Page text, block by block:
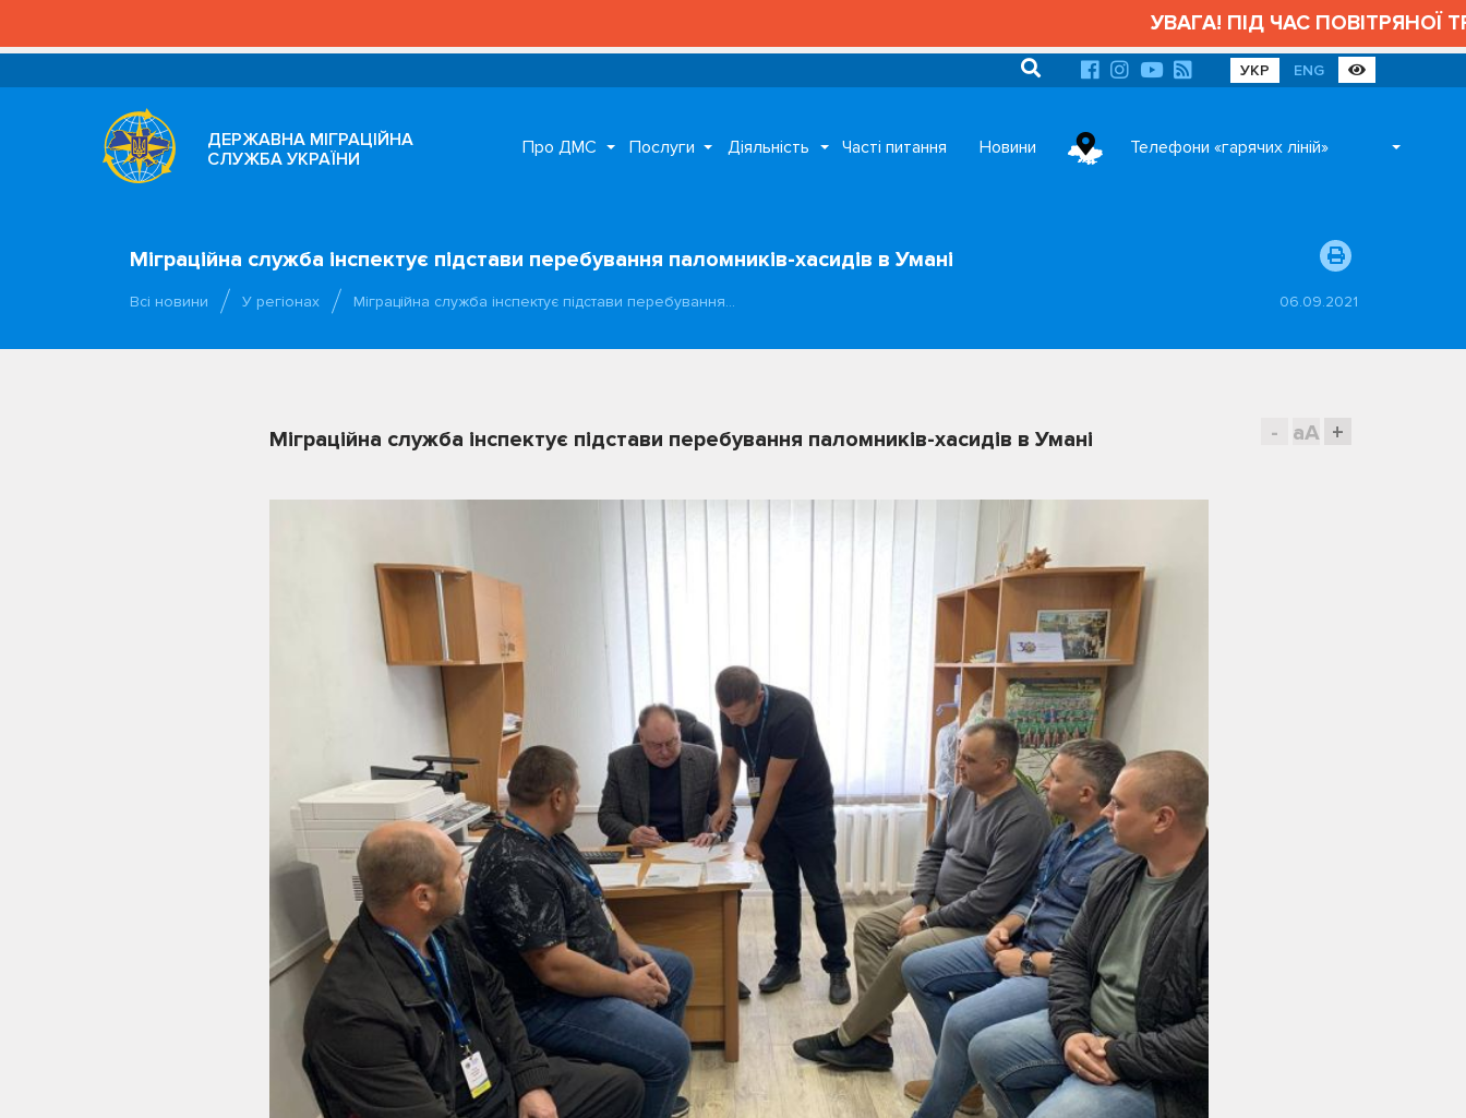
УВАГА! ПІД ЧАС ПОВІТРЯНОЇ
УКР ENG
ДЕРЖАВНА МІГРАЦІЙНА
СЛУЖБА УКРАЇНИ
Про ДМС Послуги Діяльність Часті питання Новини Телефони «гарячих ліній»
Міграційна служба інспектує підстави перебування паломників-хасидів в Умані
Всі новини У регіонах Міграційна служба інспектує підстави перебування… 06.09.2021
- aA +
Міграційна служба інспектує підстави перебування паломників-хасидів в Умані